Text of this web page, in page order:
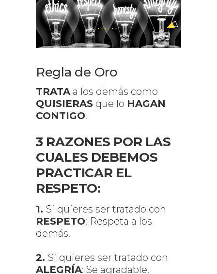
Regla de Oro
TRATAa los demás como
QUISIERAS que lo HAGAN
CONTIGO.
3 RAZONES POR LAS
CUALES DEBEMOS
PRACTICAR EL
RESPETO:
1. Si quieres ser tratado con
RESPETO: Respeta a los
demás.
2. Si quieres ser tratado con
ALEGRÍA: Se agradable.